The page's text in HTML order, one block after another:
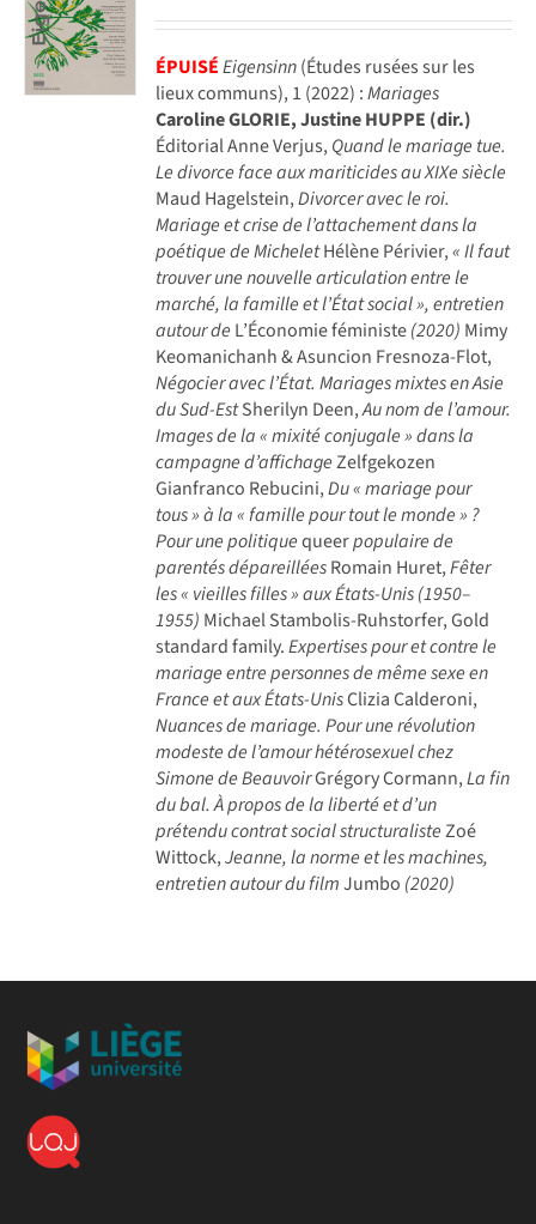
ÉPUISÉEigensinn(Études rusées sur les
lieux communs), 1 (2022) :Mariages
Caroline GLORIE, Justine HUPPE (dir.)
Éditorial Anne Verjus,Quand le mariage tue.
Le divorce face aux mariticides au XIXe siècle
Maud Hagelstein,Divorcer avec le roi.
Mariage et crise de l’attachement dans la
poétique de MicheletHélène Périvier,« Il faut
trouver une nouvelle articulation entre le
marché, la famille et l’État social », entretien
autour de L’Économie féministe(2020) Mimy
Keomanichanh & Asuncion Fresnoza-Flot,
Négocier avec l’État. Mariages mixtes en Asie
du Sud-EstSherilyn Deen,Au nom de l’amour.
Images de la « mixité conjugale » dans la
campagne d’affichageZelfgekozen
Gianfranco Rebucini,Du « mariage pour
tous » à la « famille pour tout le monde » ?
Pour une politiquequeerpopulaire de
parentés dépareilléesRomain Huret,Fêter
les « vieilles filles » aux États-Unis (1950–
1955) Michael Stambolis-Ruhstorfer, Gold
standard family.Expertises pour et contre le
mariage entre personnes de même sexe en
France et aux États-UnisClizia Calderoni,
Nuances de mariage. Pour une révolution
modeste de l’amour hétérosexuel chez
Simone de BeauvoirGrégory Cormann,La fin
du bal. À propos de la liberté et d’un
prétendu contrat social structuralisteZoé
Wittock,Jeanne, la norme et les machines,
entretien autour du filmJumbo (2020)